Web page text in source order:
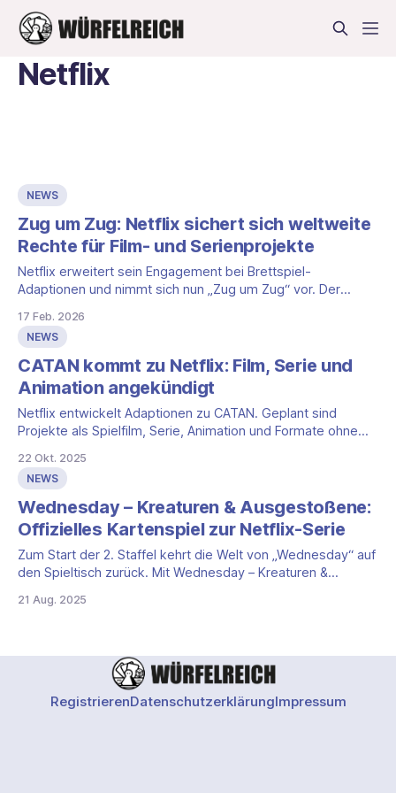
Netflix
NEWS
Zug um Zug: Netflix sichert sich weltweite
Rechte für Film- und Serienprojekte
Netflix erweitert sein Engagement bei Brettspiel-
Adaptionen und nimmt sich nun „Zug um Zug“ vor. Der
gesichert und plant Projekte für Film, Serien und weitere
Formate. Netflix-Deal mit globalem Umfang Die
Vereinbarung umfasst fiktionale und non-fiktionale
Produktionen und soll die erste
17 Feb. 2026
NEWS
CATAN kommt zu Netflix: Film, Serie und
Animation angekündigt
Netflix entwickelt Adaptionen zu CATAN. Geplant sind
Projekte als Spielfilm, Serie, Animation und Formate ohne
Klaus Teuber, der 1995 als „The Settlers of Catan“ erschien.
Netflix hat sich dafür exklusive weltweite Rechte gesichert.
CATAN auf dem Bildschirm: Welt und Formate Die
Adaptionen
22 Okt. 2025
NEWS
Wednesday – Kreaturen & Ausgestoßene:
Offizielles Kartenspiel zur Netflix-Serie
Zum Start der 2. Staffel kehrt die Welt von „Wednesday“ auf
den Spieltisch zurück. Mit Wednesday – Kreaturen &
Kartenspiel, das die düstere Atmosphäre, den scharfen
21 Aug. 2025
RegistrierenDatenschutzerklärungImpressum